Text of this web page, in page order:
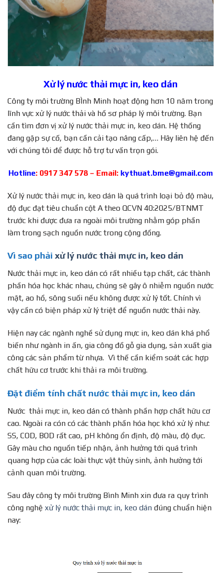
Xử lý nước thải mực in, keo dán
Công ty môi trường BÌnh Minh hoạt động hơn 10 năm trong
lĩnh vực xử lý nước thải và hồ sơ pháp lý môi trường. Bạn
cần tìm đơn vị xử lý nước thải mực in, keo dán. Hệ thống
đang gặp sự cố, bạn cần cải tạo nâng cấp,… Hãy liên hệ đến
với chúng tôi để được hỗ trợ tư vấn trọn gói.
Hotline: 0917 347 578 – Email: kythuat.bme@gmail.com
Xử lý nước thải mực in, keo dán là quá trình loại bỏ độ màu,
độ đục đạt tiêu chuẩn cột A theo QCVN 40:2025/BTNMT
trước khi được đưa ra ngoài môi trường nhằm góp phần
làm trong sạch nguồn nước trong cộng đồng.
Vì sao phải xử lý nước thải mực in, keo dán
Nước thải mực in, keo dán có rất nhiều tạp chất, các thành
phần hóa học khác nhau, chúng sẽ gây ô nhiễm nguồn nước
mặt, ao hồ, sông suối nếu không được xử lý tốt. Chính vì
vậy cần có biện pháp xử lý triệt để nguồn nước thải này.
Hiện nay các ngành nghề sử dụng mực in, keo dán khá phổ
biến như ngành in ấn, gia công đồ gỗ gia dụng, sản xuất gia
công các sản phẩm từ nhựa. Vì thế cần kiểm soát các hợp
chất hữu cơ trước khi thải ra môi trường.
Đặt điểm tính chất nước thải mực in, keo dán
Nước thải mực in, keo dán có thành phần hợp chất hữu cơ
cao. Ngoài ra cón có các thành phần hóa học khó xử lý như:
SS, COD, BOD rất cao, pH không ổn định, độ màu, độ đục.
Gây màu cho nguồn tiếp nhận, ảnh hưởng tới quá trình
quang hợp của các loài thực vật thủy sinh, ảnh hưởng tới
cảnh quan môi trường.
Sau đây công ty môi trường Bình Minh xin đưa ra quy trình
công nghệ xử lý nước thải mực in, keo dán đúng chuẩn hiện
nay: